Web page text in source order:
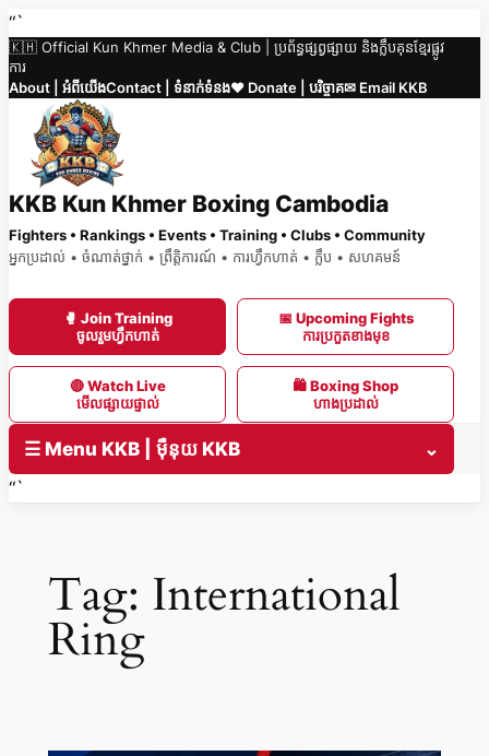
Skip
to
content
“`
🇰🇭 Official Kun Khmer Media & Club | ប្រព័ន្ធផ្សព្វផ្សាយ និងក្លឹបគុនខ្មែរផ្លូវ
ការ
About | អំពីយើងContact | ទំនាក់ទំនង❤️ Donate | បរិច្ចាគ✉ Email KKB
KKB Kun Khmer Boxing Cambodia
Fighters • Rankings • Events • Training • Clubs • Community
អ្នកប្រដាល់ • ចំណាត់ថ្នាក់ • ព្រឹត្តិការណ៍ • ការហ្វឹកហាត់ • ក្លឹប • សហគមន៍
🥊 Join Training
ចូលរួមហ្វឹកហាត់
📅 Upcoming Fights
ការប្រកួតខាងមុខ
🔴 Watch Live
មើលផ្សាយផ្ទាល់
🛍 Boxing Shop
ហាងប្រដាល់
☰ Menu KKB | ម៉ឺនុយ KKB
⌄
“`
Tag: International
Ring